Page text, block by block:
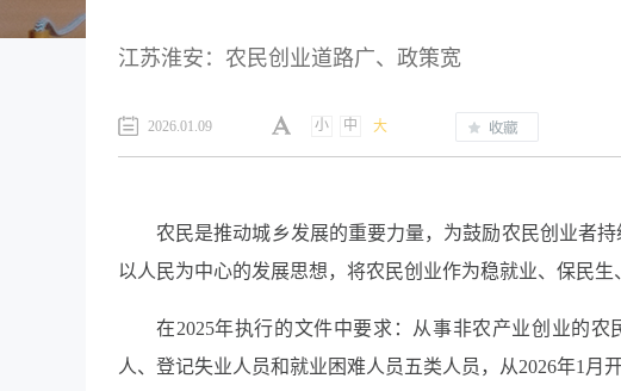
江苏淮安：农民创业道路广、政策宽
2026.01.09 小 中 大
农民是推动城乡发展的重要力量，为鼓励农民创业者
以人民为中心的发展思想，将农民创业作为稳就业、保民
在2025年执行的文件中要求： 从事非农产业创业的农
人、登记失业人员和就业困难人员 五类人员 ， 从2026年1月